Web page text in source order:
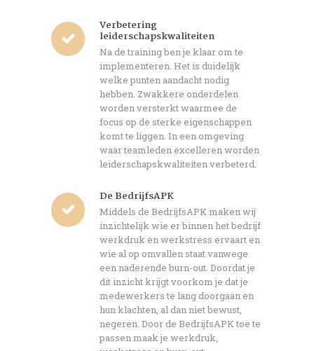
Verbetering
leiderschapskwaliteiten
Na de training ben je klaar om te
implementeren. Het is duidelijk
welke punten aandacht nodig
hebben. Zwakkere onderdelen
worden versterkt waarmee de
focus op de sterke eigenschappen
komt te liggen. In een omgeving
waar teamleden excelleren worden
leiderschapskwaliteiten verbeterd.
De BedrijfsAPK
Middels de BedrijfsAPK maken wij
inzichtelijk wie er binnen het bedrijf
werkdruk en werkstress ervaart en
wie al op omvallen staat vanwege
een naderende burn-out. Doordat je
dit inzicht krijgt voorkom je dat je
medewerkers te lang doorgaan en
hun klachten, al dan niet bewust,
negeren. Door de BedrijfsAPK toe te
passen maak je werkdruk,